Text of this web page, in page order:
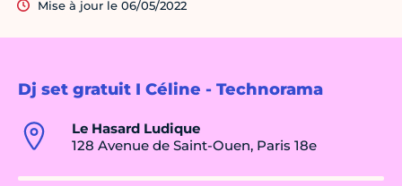
Dj set gratuit I Céline - Technorama
Le Hasard Ludique
128 Avenue de Saint-Ouen, Paris 18e
Mise à jour le 06/05/2022